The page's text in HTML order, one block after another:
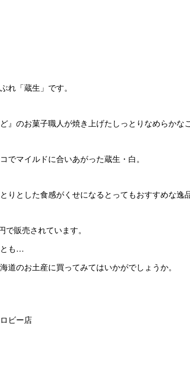
れ「蔵生」です。
』のお菓子職人が焼き上げたしっとりなめらかな
でマイルドに合いあがった蔵生・白。
りとした食感がくせになるとってもおすすめな逸
で販売されています。
とも…
道のお土産に買ってみてはいかがでしょうか。
ビー店